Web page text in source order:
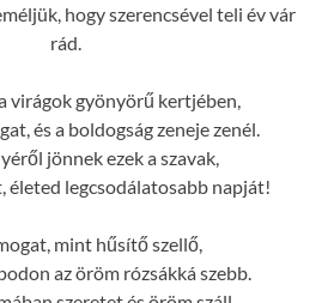
hogy szerencsével teli év vár
rád.
virágok gyönyörű kertjében,
és a boldogság zeneje zenél.
jönnek ezek a szavak,
életed legcsodálatosabb napját!
mint hűsítő szellő,
az öröm rózsákká szebb.